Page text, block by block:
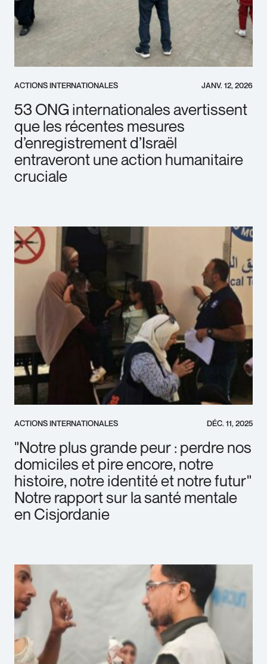
ACTIONS INTERNATIONALES JANV. 12, 2026
53 ONG internationales avertissent
que les récentes mesures
d’enregistrement d’Israël
entraveront une action humanitaire
cruciale
ACTIONS INTERNATIONALES DÉC. 11, 2025
"Notre plus grande peur : perdre nos
domiciles et pire encore, notre
histoire, notre identité et notre futur"
Notre rapport sur la santé mentale
en Cisjordanie